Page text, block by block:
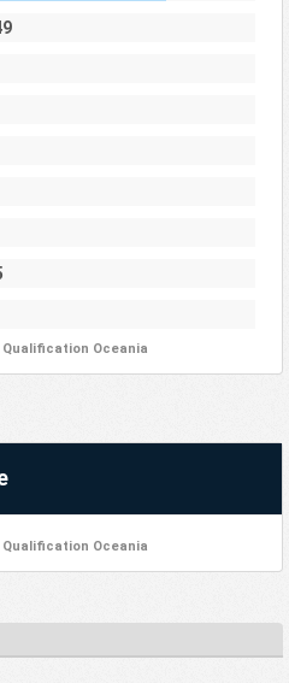
Qualification Oceania
Qualification Oceania